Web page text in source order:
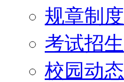
规章制度
考试招生
校园动态